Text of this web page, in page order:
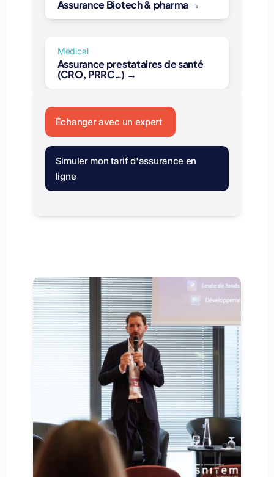
Assurance Biotech & pharma →
Médical
Assurance prestataires de santé
(CRO, PRRC…) →
Échanger avec un expert
Simuler mon tarif d'assurance en
ligne